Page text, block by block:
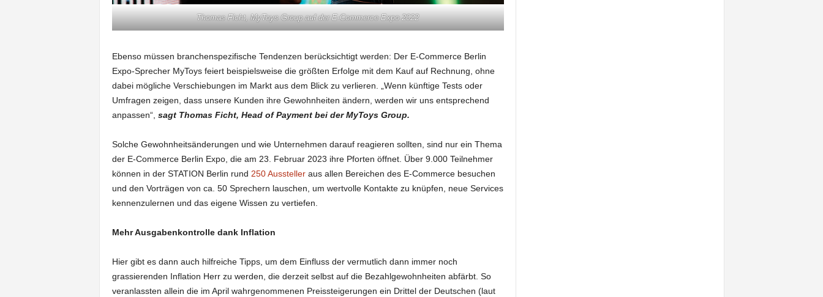
Thomas Ficht, MyToys Group auf der E-Commerce Expo 2022
Ebenso müssen branchenspezifische Tendenzen berücksichtigt werden: Der E-Commerce Berlin
Expo-Sprecher MyToys feiert beispielsweise die größten Erfolge mit dem Kauf auf Rechnung, ohne
dabei mögliche Verschiebungen im Markt aus dem Blick zu verlieren. „Wenn künftige Tests oder
Umfragen zeigen, dass unsere Kunden ihre Gewohnheiten ändern, werden wir uns entsprechend
anpassen“, sagt Thomas Ficht, Head of Payment bei der MyToys Group.
Solche Gewohnheitsänderungen und wie Unternehmen darauf reagieren sollten, sind nur ein Thema
der E-Commerce Berlin Expo, die am 23. Februar 2023 ihre Pforten öffnet. Über 9.000 Teilnehmer
können in der STATION Berlin rund 250 Aussteller aus allen Bereichen des E-Commerce besuchen
und den Vorträgen von ca. 50 Sprechern lauschen, um wertvolle Kontakte zu knüpfen, neue Services
kennenzulernen und das eigene Wissen zu vertiefen.
Mehr Ausgabenkontrolle dank Inflation
Hier gibt es dann auch hilfreiche Tipps, um dem Einfluss der vermutlich dann immer noch
grassierenden Inflation Herr zu werden, die derzeit selbst auf die Bezahlgewohnheiten abfärbt. So
veranlassten allein die im April wahrgenommenen Preissteigerungen ein Drittel der Deutschen (laut